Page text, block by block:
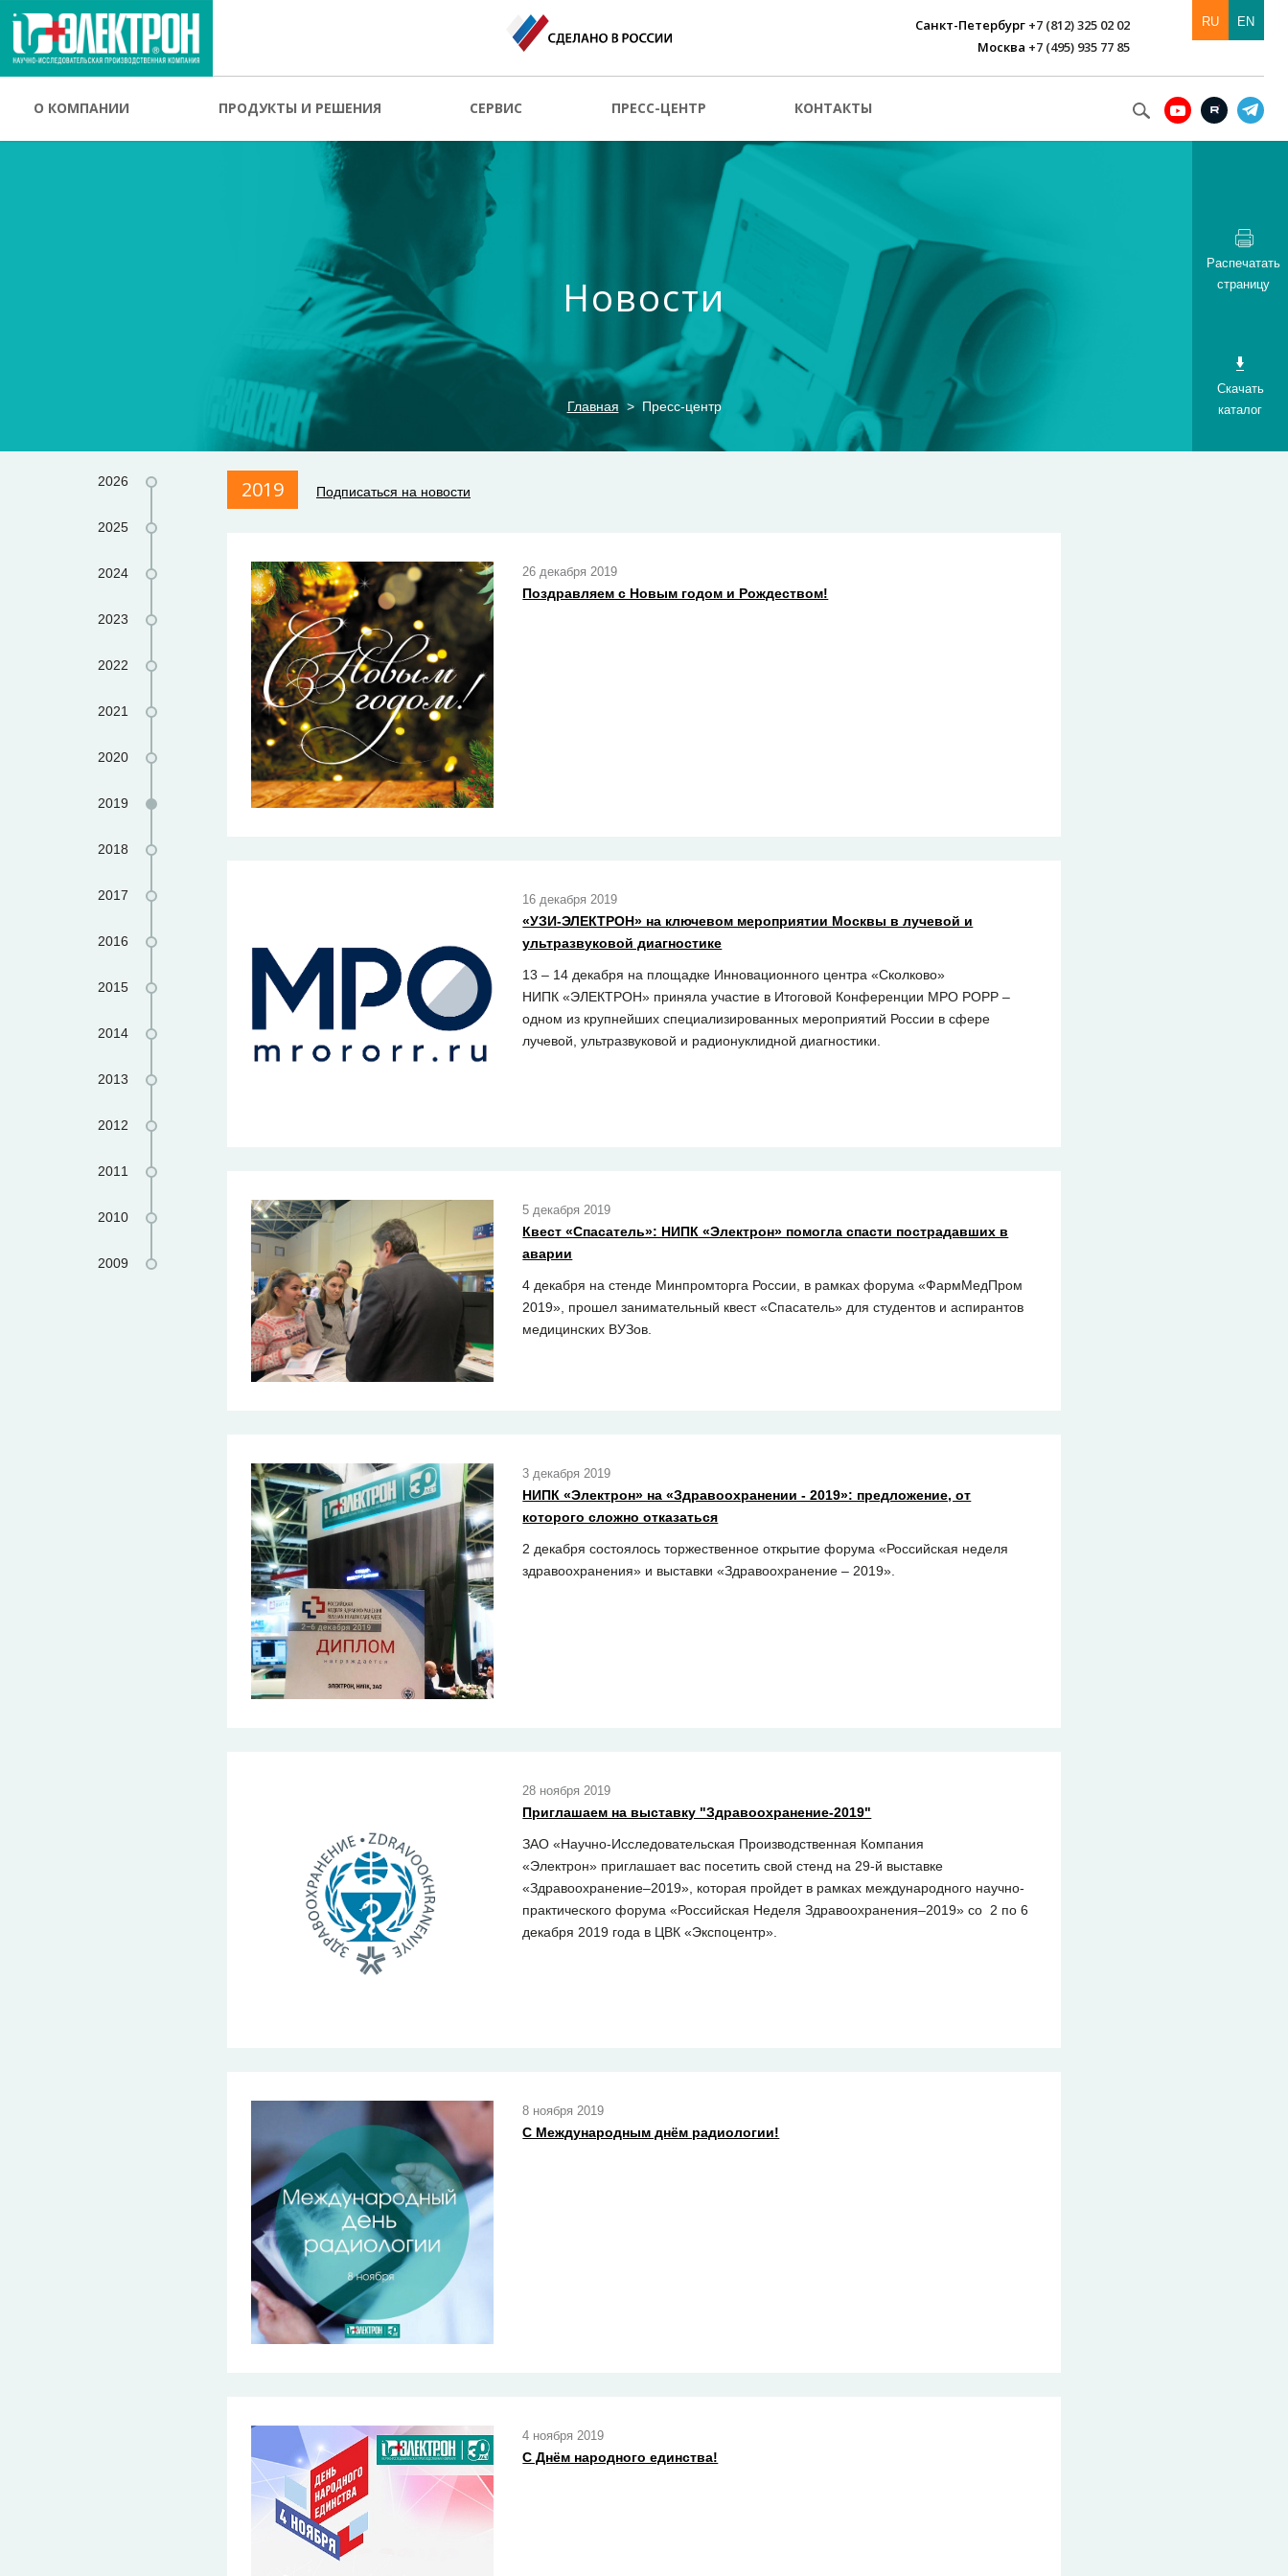
Санкт-Петербург +7 (812) 325 02 02
Москва +7 (495) 935 77 85
RU EN
О КОМПАНИИ ПРОДУКТЫ И РЕШЕНИЯ СЕРВИС ПРЕСС-ЦЕНТР КОНТАКТЫ
Новости
Главная Пресс-центр
Распечатать
страницу
Скачать
каталог
2026
2025
2024
2023
2022
2021
2020
2019
2018
2017
2016
2015
2014
2013
2012
2011
2010
2009
2019 Подписаться на новости
26 декабря 2019
Поздравляем с Новым годом и Рождеством!
16 декабря 2019
«УЗИ-ЭЛЕКТРОН» на ключевом мероприятии Москвы в лучевой и
ультразвуковой диагностике
13 – 14 декабря на площадке Инновационного центра «Сколково»
НИПК «ЭЛЕКТРОН» приняла участие в Итоговой Конференции МРО РОРР –
одном из крупнейших специализированных мероприятий России в сфере
лучевой, ультразвуковой и радионуклидной диагностики.
5 декабря 2019
Квест «Спасатель»: НИПК «Электрон» помогла спасти пострадавших в
аварии
4 декабря на стенде Минпромторга России, в рамках форума «ФармМедПром
2019», прошел занимательный квест «Спасатель» для студентов и аспирантов
медицинских ВУЗов.
3 декабря 2019
НИПК «Электрон» на «Здравоохранении - 2019»: предложение, от
которого сложно отказаться
2 декабря состоялось торжественное открытие форума «Российская неделя
здравоохранения» и выставки «Здравоохранение – 2019».
28 ноября 2019
Приглашаем на выставку "Здравоохранение-2019"
ЗАО «Научно-Исследовательская Производственная Компания
«Электрон» приглашает вас посетить свой стенд на 29-й выставке
«Здравоохранение–2019», которая пройдет в рамках международного научно-
практического форума «Российская Неделя Здравоохранения–2019» со 2 по 6
декабря 2019 года в ЦВК «Экспоцентр».
8 ноября 2019
С Международным днём радиологии!
4 ноября 2019
С Днём народного единства!